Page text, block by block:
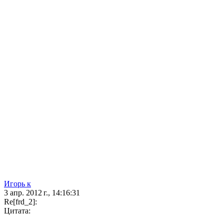
Игорь к
3 апр. 2012 г., 14:16:31
Re[frd_2]:
Цитата: